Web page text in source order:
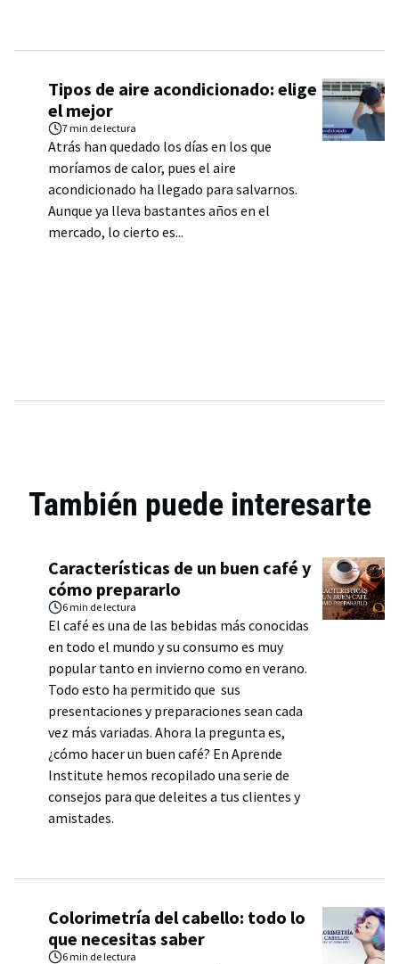
Tipos de aire acondicionado: elige
el mejor
7 min de lectura
Atrás han quedado los días en los que
moríamos de calor, pues el aire
acondicionado ha llegado para salvarnos.
Aunque ya lleva bastantes años en el
mercado, lo cierto es...
También puede interesarte
Características de un buen café y
cómo prepararlo
6 min de lectura
El café es una de las bebidas más conocidas
en todo el mundo y su consumo es muy
popular tanto en invierno como en verano.
Todo esto ha permitido que sus
presentaciones y preparaciones sean cada
vez más variadas. Ahora la pregunta es,
¿cómo hacer un buen café? En Aprende
Institute hemos recopilado una serie de
consejos para que deleites a tus clientes y
amistades.
Colorimetría del cabello: todo lo
que necesitas saber
6 min de lectura